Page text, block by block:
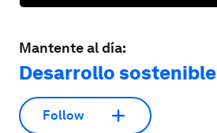
Mantente al día:
Desarrollo sostenible
Follow